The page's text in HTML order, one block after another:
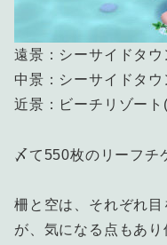
遠景：シーサイドタ
中景：シーサイドタ
近景：ビーチリゾー
〆て550枚のリーフチ
柵と空は、それぞれ
が、気になる点もあり